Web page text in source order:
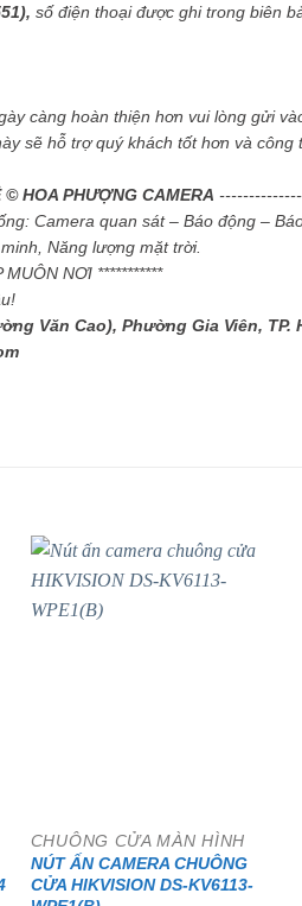
số điện thoại được ghi trong biên
càng hoàn thiện hơn vui lòng gửi
sẽ hỗ trợ quý khách tốt hơn và công
© HOA PHƯỢNG CAMERA
Camera quan sát – Báo động –
Năng lượng mặt trời.
NƠI ***********
Văn Cao), Phường Gia Viên, TP.
CHUÔNG CỬA MÀN HÌNH
NÚT ẤN CAMERA CHUÔNG
CỬA HIKVISION DS-KV6113-